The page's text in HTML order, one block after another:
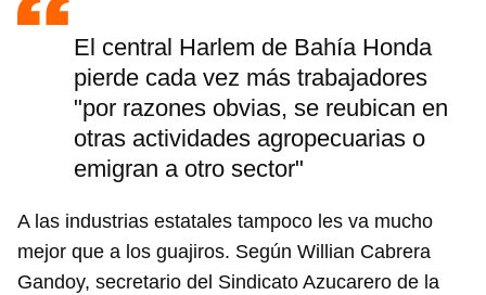
El central Harlem de Bahía Honda
pierde cada vez más trabajadores
"por razones obvias, se reubican en
otras actividades agropecuarias o
emigran a otro sector"
A las industrias estatales tampoco les va mucho
mejor que a los guajiros. Según Willian Cabrera
Gandoy, secretario del Sindicato Azucarero de la